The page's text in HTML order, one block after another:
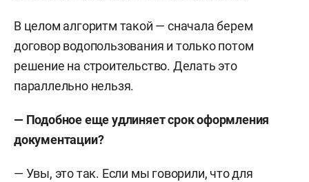
В целом алгоритм такой — сначала берем
договор водопользования и только потом
решение на строительство. Делать это
параллельно нельзя.
— Подобное еще удлиняет срок оформления
документации?
— Увы, это так. Если мы говорили, что для